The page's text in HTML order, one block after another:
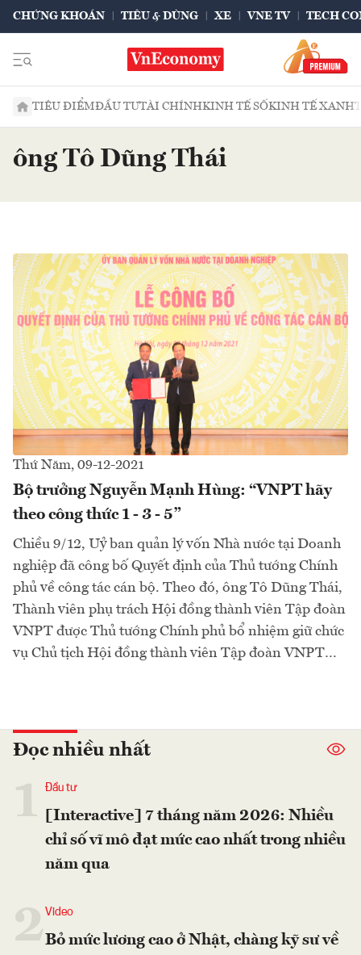
CHỨNG KHOÁN TIÊU & DÙNG XE VNE TV TECH
TIÊU ĐIỂMĐẦU TƯTÀI CHÍNHKINH TẾ SỐKINH TẾ XANH
ông Tô Dũng Thái
Thứ Năm, 09-12-2021
Bộ trưởng Nguyễn Mạnh Hùng: “VNPT hãy
theo công thức 1 - 3 - 5”
Chiều 9/12, Uỷ ban quản lý vốn Nhà nước tại Doanh
nghiệp đã công bố Quyết định của Thủ tướng Chính
phủ về công tác cán bộ. Theo đó, ông Tô Dũng Thái,
Thành viên phụ trách Hội đồng thành viên Tập đoàn
VNPT được Thủ tướng Chính phủ bổ nhiệm giữ chức
vụ Chủ tịch Hội đồng thành viên Tập đoàn VNPT…
Đọc nhiều nhất
Đầu tư
[Interactive] 7 tháng năm 2026: Nhiều
chỉ số vĩ mô đạt mức cao nhất trong nhiều
năm qua
2Video
Bỏ mức lương cao ở Nhật, chàng kỹ sư về